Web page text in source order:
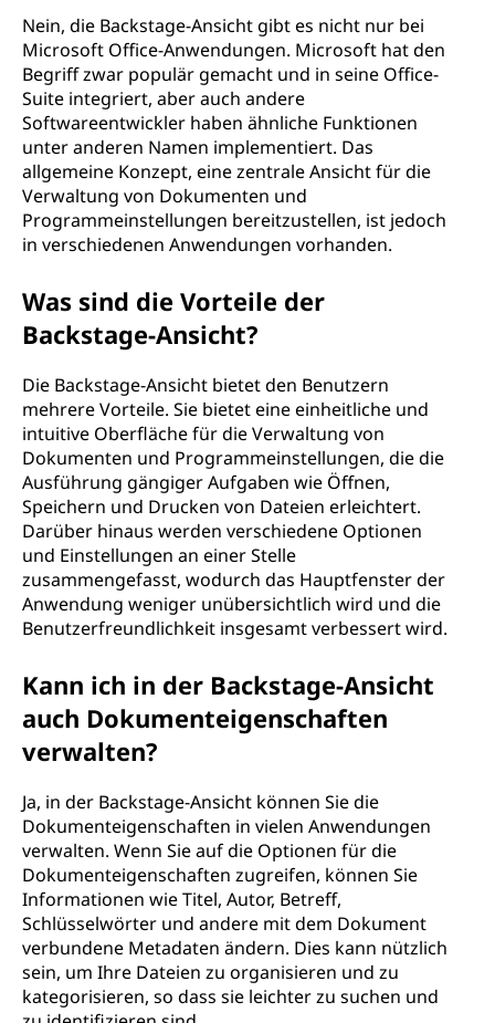
Nein, die Backstage-Ansicht gibt es nicht nur bei
Microsoft Office-Anwendungen. Microsoft hat den
Begriff zwar populär gemacht und in seine Office-
Suite integriert, aber auch andere
Softwareentwickler haben ähnliche Funktionen
unter anderen Namen implementiert. Das
allgemeine Konzept, eine zentrale Ansicht für die
Verwaltung von Dokumenten und
Programmeinstellungen bereitzustellen, ist jedoch
in verschiedenen Anwendungen vorhanden.
Was sind die Vorteile der
Backstage-Ansicht?
Die Backstage-Ansicht bietet den Benutzern
mehrere Vorteile. Sie bietet eine einheitliche und
intuitive Oberfläche für die Verwaltung von
Dokumenten und Programmeinstellungen, die die
Ausführung gängiger Aufgaben wie Öffnen,
Speichern und Drucken von Dateien erleichtert.
Darüber hinaus werden verschiedene Optionen
und Einstellungen an einer Stelle
zusammengefasst, wodurch das Hauptfenster der
Anwendung weniger unübersichtlich wird und die
Benutzerfreundlichkeit insgesamt verbessert wird.
Kann ich in der Backstage-Ansicht
auch Dokumenteigenschaften
verwalten?
Ja, in der Backstage-Ansicht können Sie die
Dokumenteigenschaften in vielen Anwendungen
verwalten. Wenn Sie auf die Optionen für die
Dokumenteigenschaften zugreifen, können Sie
Informationen wie Titel, Autor, Betreff,
Schlüsselwörter und andere mit dem Dokument
verbundene Metadaten ändern. Dies kann nützlich
sein, um Ihre Dateien zu organisieren und zu
kategorisieren, so dass sie leichter zu suchen und